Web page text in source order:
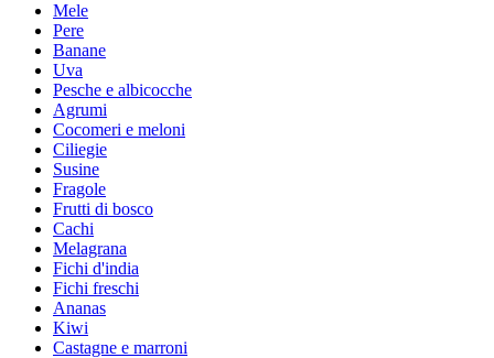
Mele
Pere
Banane
Uva
Pesche e albicocche
Agrumi
Cocomeri e meloni
Ciliegie
Susine
Fragole
Frutti di bosco
Cachi
Melagrana
Fichi d'india
Fichi freschi
Ananas
Kiwi
Castagne e marroni